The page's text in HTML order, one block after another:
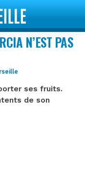
N’EST PAS
ses fruits.
de son